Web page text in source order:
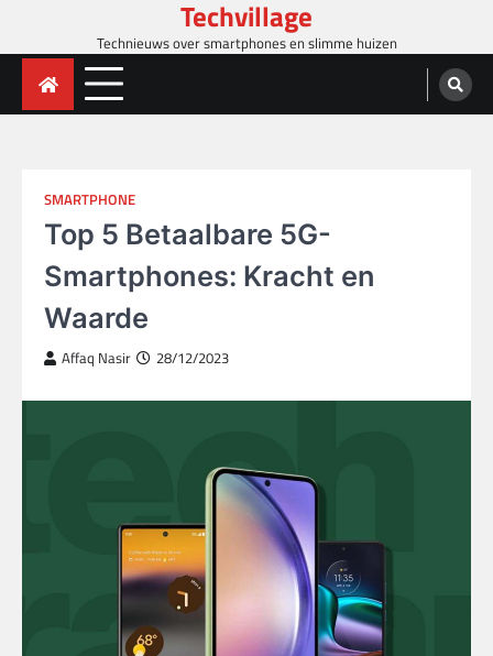
content
Techvillage
Technieuws over smartphones en slimme huizen
SMARTPHONE
Top 5 Betaalbare 5G-
Smartphones: Kracht en
Waarde
Affaq Nasir 28/12/2023